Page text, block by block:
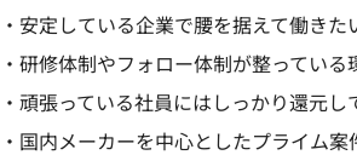
・安定している企業で腰を据えて働きた
・研修体制やフォロー体制が整ってい
・頑張っている社員にはしっかり還元
・国内メーカーを中心としたプライム